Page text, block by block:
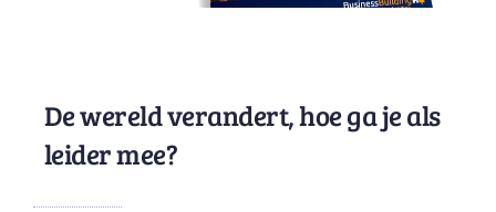
De wereld verandert, hoe ga je als
leider mee?